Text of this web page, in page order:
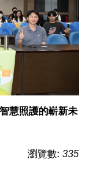
慧照護的嶄新未
瀏覽數: 335